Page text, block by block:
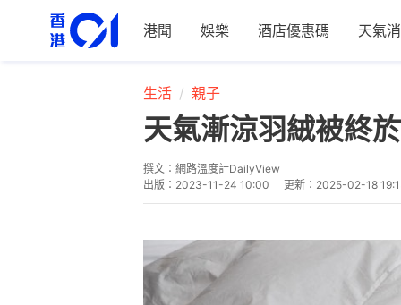
港聞 娛樂 酒店優惠碼 天氣
生活 親子
天氣漸涼羽絨被終
撰文： 網路溫度計DailyView
出版： 2023-11-24 10:00 更新： 2025-02-18